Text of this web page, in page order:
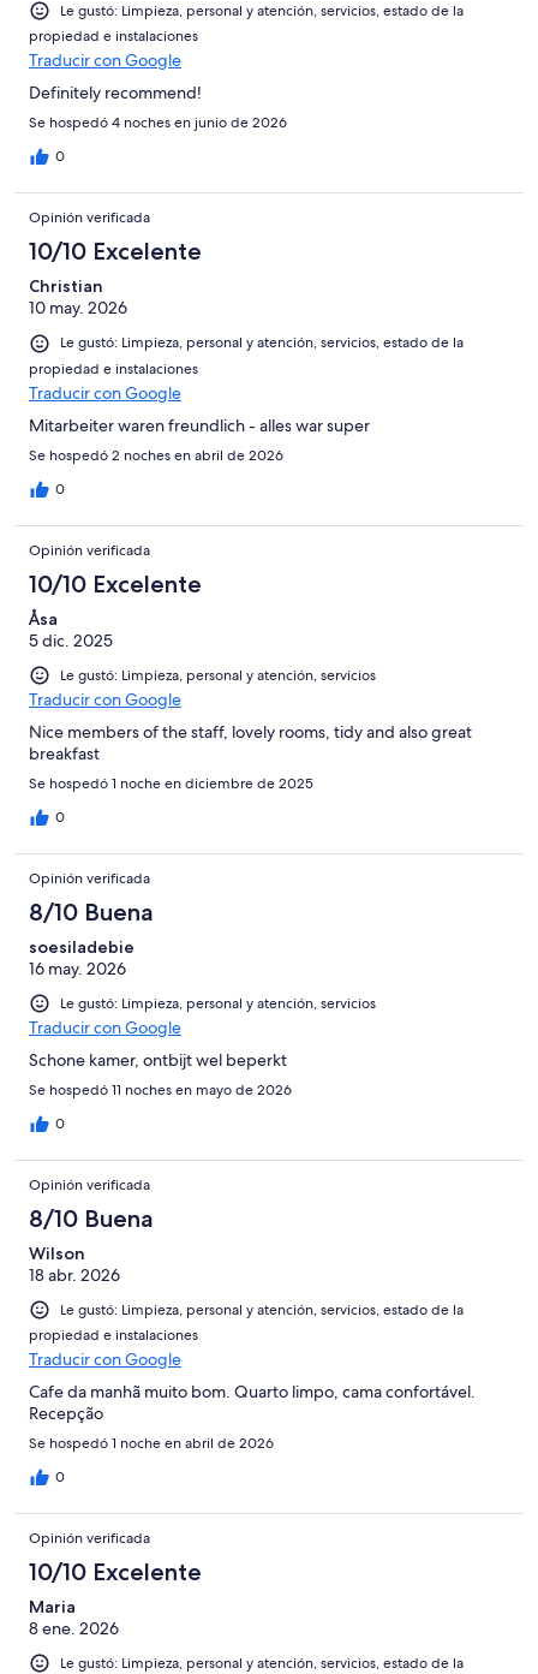
Le gustó: Limpieza, personal y atención, servicios, estado de la
propiedad e instalaciones
Traducir con Google
Definitely recommend!
Se hospedó 4 noches en junio de 2026
0
Opinión verificada
10/10 Excelente
Christian
10 may. 2026
Le gustó: Limpieza, personal y atención, servicios, estado de la
propiedad e instalaciones
Traducir con Google
Mitarbeiter waren freundlich - alles war super
Se hospedó 2 noches en abril de 2026
0
Opinión verificada
10/10 Excelente
Åsa
5 dic. 2025
Le gustó: Limpieza, personal y atención, servicios
Traducir con Google
Nice members of the staff, lovely rooms, tidy and also great
breakfast
Se hospedó 1 noche en diciembre de 2025
0
Opinión verificada
8/10 Buena
soesiladebie
16 may. 2026
Le gustó: Limpieza, personal y atención, servicios
Traducir con Google
Schone kamer, ontbijt wel beperkt
Se hospedó 11 noches en mayo de 2026
0
Opinión verificada
8/10 Buena
Wilson
18 abr. 2026
Le gustó: Limpieza, personal y atención, servicios, estado de la
propiedad e instalaciones
Traducir con Google
Cafe da manhã muito bom. Quarto limpo, cama confortável.
Recepção
Se hospedó 1 noche en abril de 2026
0
Opinión verificada
10/10 Excelente
Maria
8 ene. 2026
Le gustó: Limpieza, personal y atención, servicios, estado de la